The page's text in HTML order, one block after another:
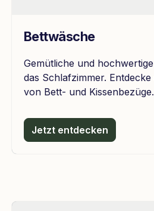
Bettwäsche
Gemütliche und
das Schlafzimmer.
von Bett- und Kissenbezüge.
Jetzt entdecken